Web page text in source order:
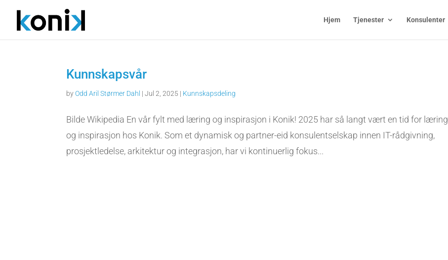
Hjem Tjenester Konsulenter
Kunnskapsvår
byOdd Aril Størmer Dahl |Jul 2, 2025 | Kunnskapsdeling
Bilde Wikipedia En vår fylt med læring og inspirasjon i Konik! 2025 har så langt vært en tid for læring
og inspirasjon hos Konik. Som et dynamisk og partner-eid konsulentselskap innen IT-rådgivning,
prosjektledelse, arkitektur og integrasjon, har vi kontinuerlig fokus...